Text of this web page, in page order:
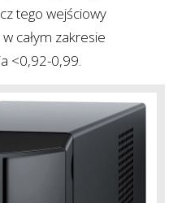
tego wejściowy
całym zakresie
<0,92-0,99.